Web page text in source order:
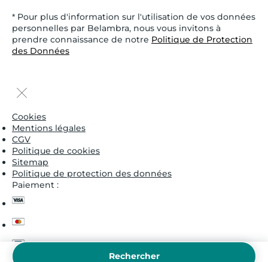
Rechercher
* Pour plus d'information sur l'utilisation de vos données
personnelles par Belambra, nous vous invitons à
prendre connaissance de notre Politique de Protection
des Données
Cookies
Mentions légales
CGV
Politique de cookies
Sitemap
Politique de protection des données
Paiement :
visa
master
cb